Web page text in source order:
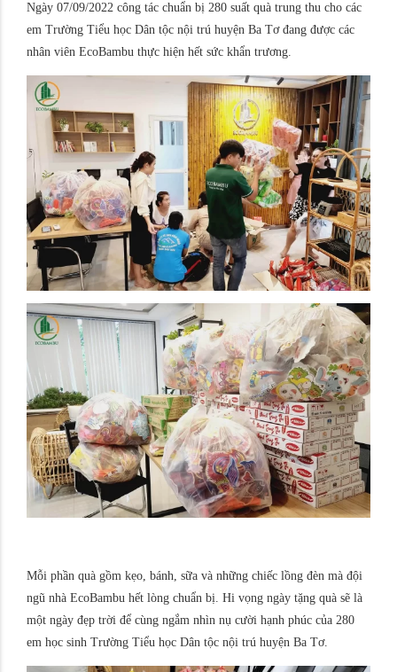
Ngày 07/09/2022 công tác chuẩn bị 280 suất quà trung thu cho các
em Trường Tiểu học Dân tộc nội trú huyện Ba Tơ đang được các
nhân viên EcoBambu thực hiện hết sức khẩn trương.
Mỗi phần quà gồm kẹo, bánh, sữa và những chiếc lồng đèn mà đội
ngũ nhà EcoBambu hết lòng chuẩn bị. Hi vọng ngày tặng quà sẽ là
một ngày đẹp trời để cùng ngắm nhìn nụ cười hạnh phúc của 280
em học sinh Trường Tiểu học Dân tộc nội trú huyện Ba Tơ.